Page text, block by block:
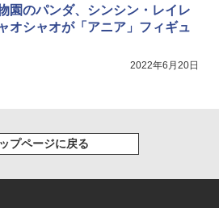
園のパンダ、シンシン・レイレ
オシャオが「アニア」フィギュ
2022年6月20日
プページに戻る